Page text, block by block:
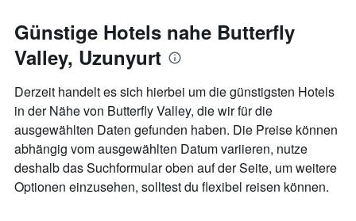
Günstige Hotels nahe Butterfly
Valley, Uzunyurt
Derzeit handelt es sich hierbei um die günstigsten Hotels
in der Nähe von Butterfly Valley, die wir für die
ausgewählten Daten gefunden haben. Die Preise können
abhängig vom ausgewählten Datum variieren, nutze
deshalb das Suchformular oben auf der Seite, um weitere
Optionen einzusehen, solltest du flexibel reisen können.